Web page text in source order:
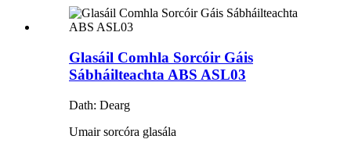
Glasáil Comhla Sorcóir Gáis
Sábháilteachta ABS ASL03
Dath: Dearg
Umair sorcóra glasála